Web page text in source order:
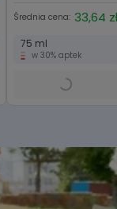
Średnia cena: 33,64 zł
75 ml
w 30% aptek